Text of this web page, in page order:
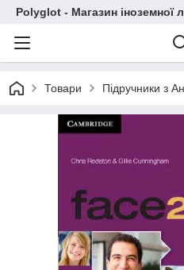
Polyglot - Магазин іноземної
Товари Підручники з